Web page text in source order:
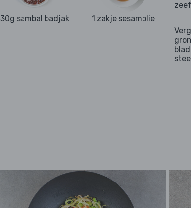
30g sambal badjak 1 zakje sesamolie
zeef